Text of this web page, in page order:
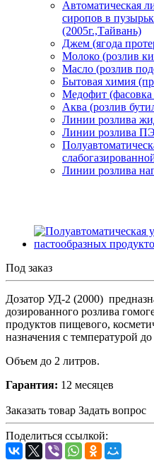
Автоматическая
сиропов в
(2005г.,Тайвань)
Джем (ягода
Молоко (розлив
Масло (розлив
Бытовая химия
Медофит (фасовка
Аква (розлив
Линии розлива
Линии розлива
Линии розлива
Под заказ
Дозатор УД-2 (2000)
дозированного розлива
продуктов пищевого,
назначения с температурой
Объем до 2 литров.
Гарантия: 12 месяцев
Заказать товар Задать вопрос
Поделиться ссылкой: